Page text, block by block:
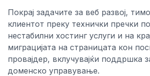
Покрај задачите за веб развој,
клиентот преку технички пречки
нестабилни хостинг услуги и на
миграцијата на страницата кон
провајдер, вклучувајќи поддршка
доменско управување.